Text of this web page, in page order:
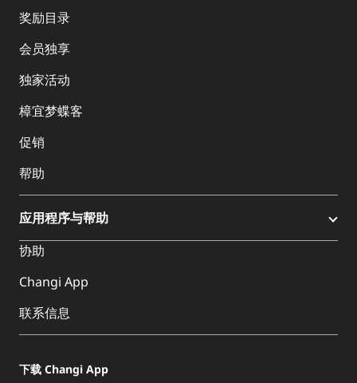
奖励目录
会员独享
独家活动
樟宜梦蝶客
促销
帮助
应用程序与帮助
协助
Changi App
联系信息
下载 Changi App